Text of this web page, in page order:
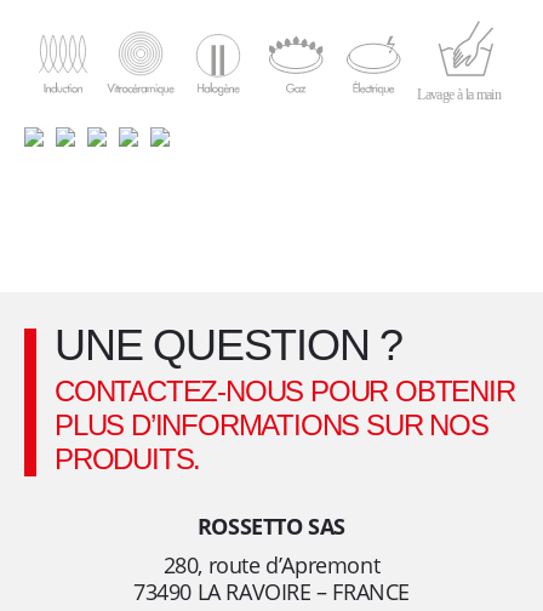
s
r
s
d
e
Lavage à la main
UNE QUESTION ?
CONTACTEZ-NOUS POUR OBTENIR
PLUS D’INFORMATIONS SUR NOS
PRODUITS.
ROSSETTO SAS
280, route d’Apremont
73490 LA RAVOIRE – FRANCE